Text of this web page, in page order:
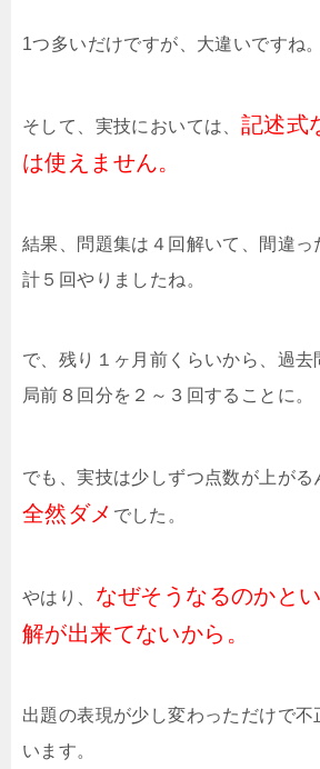
1つ多いだけですが、大違いですね。
そして、実技においては、 記述式
は使えません。
結果、問題集は４回解いて、間違っ
計５回やりましたね。
で、残り１ヶ月前くらいから、過去
局前８回分を２～３回することに。
でも、実技は少しずつ点数が上がる
全然ダメ でした。
やはり、 なぜそうなるのかと
解が出来てないから。
出題の表現が少し変わっただけで不
います。